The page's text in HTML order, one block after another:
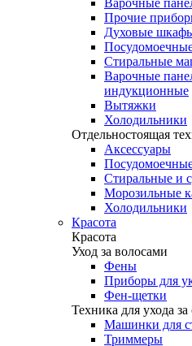
Варочные
Прочие
Духовые
Стиральные
Варочные
индукционные
Вытяжки
Холодильники
Отдельностоящая
Аксессуары
Стиральные и
Морозильные
Холодильники
Красота
Красота
Уход за волосами
Фены
Приборы для
Фен-щетки
Техника для ухода за
Машинки для
Триммеры